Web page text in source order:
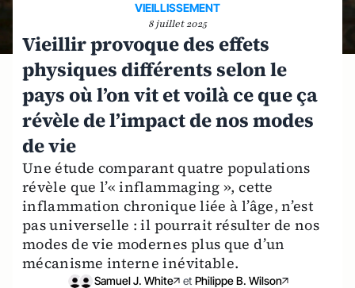
VIEILLISSEMENT
8 juillet 2025
Vieillir provoque des effets
physiques différents selon le
pays où l’on vit et voilà ce que ça
révèle de l’impact de nos modes
de vie
Une étude comparant quatre populations
révèle que l’« inflammaging », cette
inflammation chronique liée à l’âge, n’est
pas universelle : il pourrait résulter de nos
modes de vie modernes plus que d’un
mécanisme interne inévitable.
Samuel J. White et Philippe B. Wilson